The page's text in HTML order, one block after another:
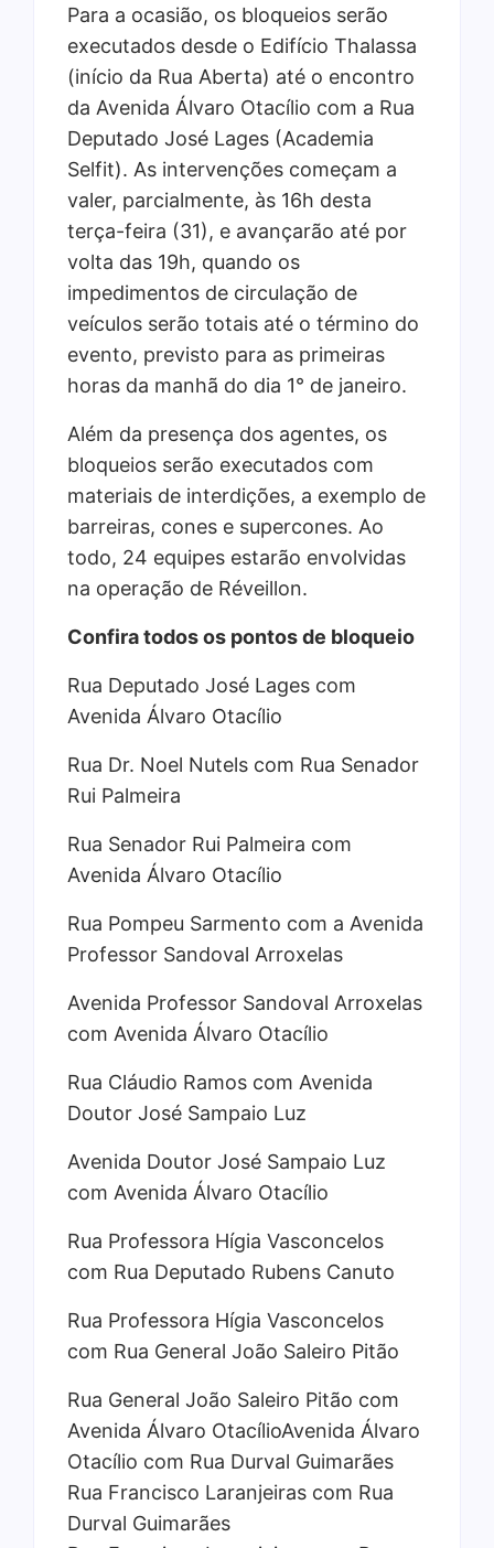
Para a ocasião, os bloqueios serão
executados desde o Edifício Thalassa
(início da Rua Aberta) até o encontro
da Avenida Álvaro Otacílio com a Rua
Deputado José Lages (Academia
Selfit). As intervenções começam a
valer, parcialmente, às 16h desta
terça-feira (31), e avançarão até por
volta das 19h, quando os
impedimentos de circulação de
veículos serão totais até o término do
evento, previsto para as primeiras
horas da manhã do dia 1° de janeiro.
Além da presença dos agentes, os
bloqueios serão executados com
materiais de interdições, a exemplo de
barreiras, cones e supercones. Ao
todo, 24 equipes estarão envolvidas
na operação de Réveillon.
Confira todos os pontos de bloqueio
Rua Deputado José Lages com
Avenida Álvaro Otacílio
Rua Dr. Noel Nutels com Rua Senador
Rui Palmeira
Rua Senador Rui Palmeira com
Avenida Álvaro Otacílio
Rua Pompeu Sarmento com a Avenida
Professor Sandoval Arroxelas
Avenida Professor Sandoval Arroxelas
com Avenida Álvaro Otacílio
Rua Cláudio Ramos com Avenida
Doutor José Sampaio Luz
Avenida Doutor José Sampaio Luz
com Avenida Álvaro Otacílio
Rua Professora Hígia Vasconcelos
com Rua Deputado Rubens Canuto
Rua Professora Hígia Vasconcelos
com Rua General João Saleiro Pitão
Rua General João Saleiro Pitão com
Avenida Álvaro OtacílioAvenida Álvaro
Otacílio com Rua Durval Guimarães
Rua Francisco Laranjeiras com Rua
Durval Guimarães